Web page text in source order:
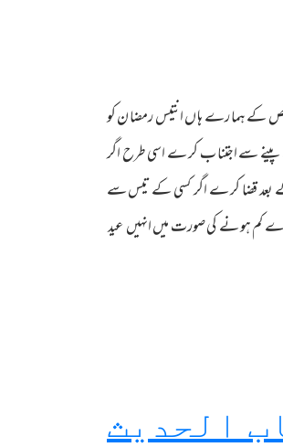
کے ہما رے ہا ں انتیس رمضا ن کو
پینے سے اجتنا ب کر ے اسی طرح اگر
بعد قضا کر ے اگر کسی کے تیس سے
کم ہو نے کی صورت میں انہیں عید
الحدیث